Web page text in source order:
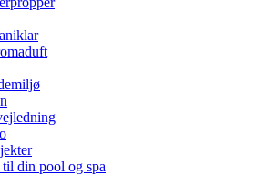
din pool og spa